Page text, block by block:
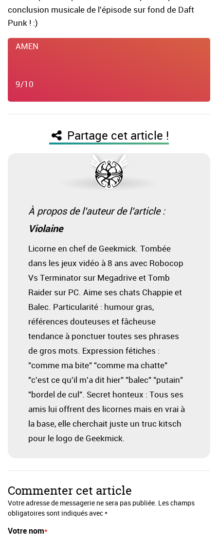
conclusion musicale de l'épisode sur fond de Daft
Punk ! :)
AMEN
9/10
Partage cet article !
À propos de l'auteur de l'article :
Violaine
Licorne en chef de Geekmick. Tombée
dans les jeux vidéo à 8 ans avec Robocop
Vs Terminator sur Megadrive et Tomb
Raider sur PC. Aime ses chats Chappie et
Balec. Particularité : humour gras,
références douteuses et fâcheuse
tendance à ponctuer toutes ses phrases
de gros mots. Expression fétiches :
"comme ma bite" "comme ma chatte"
"c'est ce qu'il m'a dit hier" "balec" "putain"
"bordel de cul". Secret honteux : Tous ses
amis lui offrent des licornes mais en vrai à
la base, elle cherchait juste un truc kitsch
pour le logo de Geekmick.
Commenter cet article
Votre adresse de messagerie ne sera pas publiée. Les champs
obligatoires sont indiqués avec *
Votre nom